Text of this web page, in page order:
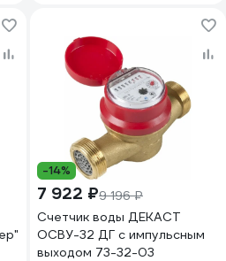
-14%
7 922 ₽9 196 ₽
Счетчик воды ДЕКАСТ
ОСВУ-32 ДГ с импульсным
выходом 73-32-03